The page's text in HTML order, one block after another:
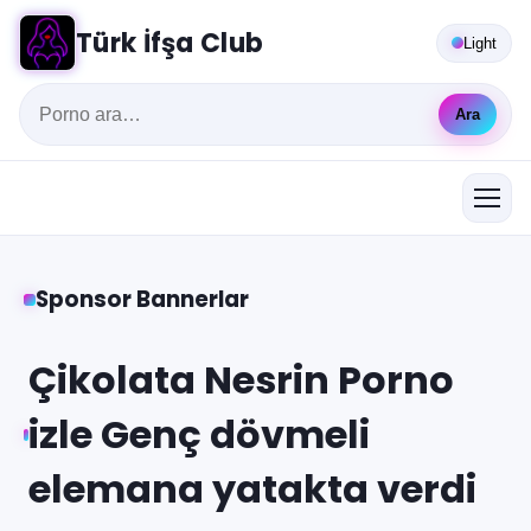
Türk İfşa Club
Ara
Light
Sponsor Bannerlar
Çikolata Nesrin Porno
izle Genç dövmeli
elemana yatakta verdi